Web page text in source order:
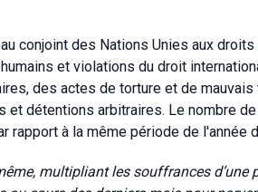
conjoint des Nations Unies aux
et violations du droit
des actes de torture et de
détentions arbitraires. Le nombre
rapport à la même période de l'année
multipliant les souffrances d’une